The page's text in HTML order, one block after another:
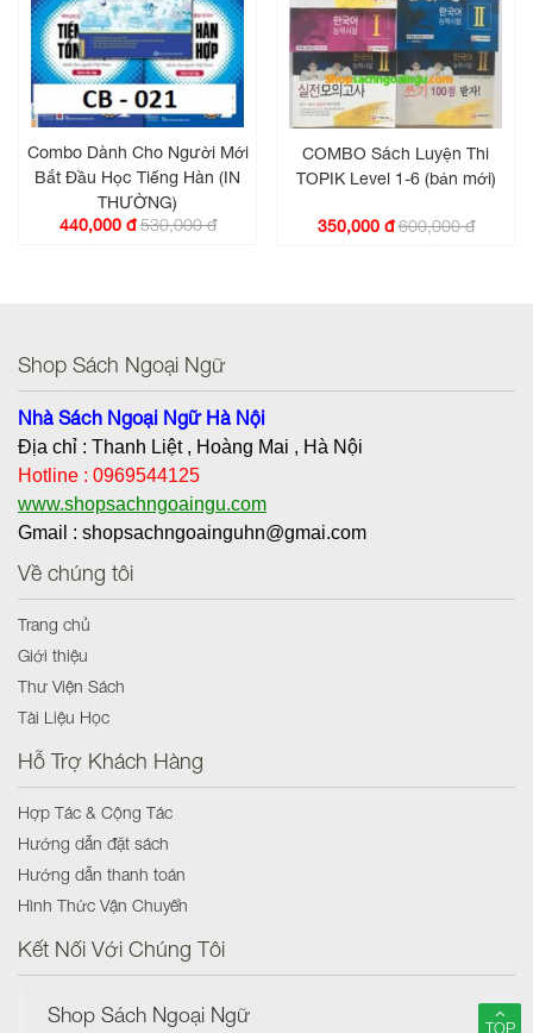
Combo Dành Cho Người Mới
Bắt Đầu Học Tiếng Hàn (IN
THƯỜNG)
440,000 đ 530,000 đ
COMBO Sách Luyện Thi
TOPIK Level 1-6 (bản mới)
350,000 đ 600,000 đ
Shop Sách Ngoại Ngữ
Nhà Sách Ngoại Ngữ Hà Nội
Địa chỉ : Thanh Liệt , Hoàng Mai , Hà Nội
Hotline : 0969544125
www.shopsachngoaingu.com
Gmail : shopsachngoainguhn@gmai.com
Về chúng tôi
Trang chủ
Giới thiệu
Thư Viện Sách
Tài Liệu Học
Hỗ Trợ Khách Hàng
Hợp Tác & Cộng Tác
Hướng dẫn đặt sách
Hướng dẫn thanh toán
Hình Thức Vận Chuyển
Kết Nối Với Chúng Tôi
Shop Sách Ngoại Ngữ
TOP